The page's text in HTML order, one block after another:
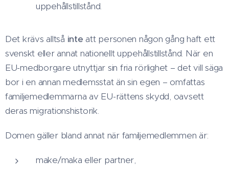
uppehållstillstånd.
Det krävs alltså inte att personen någon gång haft ett
svenskt eller annat nationellt uppehållstillstånd. När en
EU-medborgare utnyttjar sin fria rörlighet – det vill säga
bor i en annan medlemsstat än sin egen – omfattas
familjemedlemmarna av EU-rättens skydd, oavsett
deras migrationshistorik.
Domen gäller bland annat när familjemedlemmen är:
make/maka eller partner,